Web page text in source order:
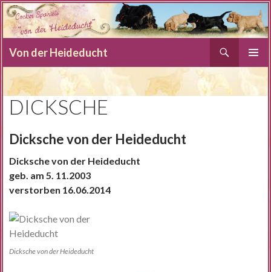
Von der Heideducht
ZUM
INHALT
DICKSCHE
Dicksche von der Heideducht
Dicksche von der Heideducht
geb. am 5. 11.2003
verstorben 16.06.2014
Dicksche von der Heideducht